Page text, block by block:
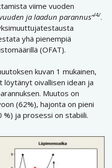
viime vuoden
ja laadun parannus”/4/.
yhä pienempiä
(OFAT).
kuvan 1 mukainen,
oivallisen idean ja
Muutos on
(62%), hajonta on pieni
%) ja prosessi on stabiili.